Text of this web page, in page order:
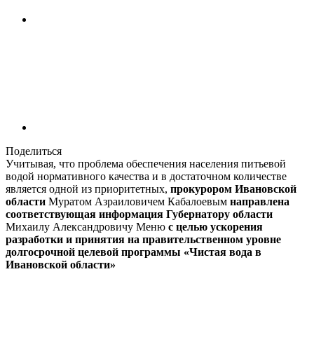
Поделиться
Учитывая, что проблема обеспечения населения питьевой
водой нормативного качества и в достаточном количестве
является одной из приоритетных, прокурором Ивановской
области Муратом Азраиловичем Кабалоевым направлена
соответствующая информация Губернатору области
Михаилу Александровичу Меню с целью ускорения
разработки и принятия на правительственном уровне
долгосрочной целевой программы «Чистая вода в
Ивановской области»